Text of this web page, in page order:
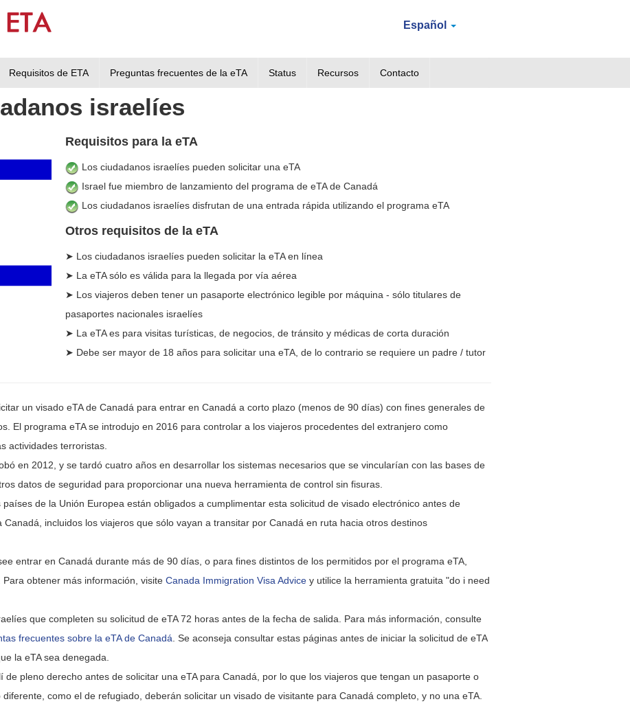
Español
Requisitos de ETA Preguntas frecuentes de la eTA Status Recursos Contacto
israelíes
Requisitos para la eTA
Los ciudadanos israelíes pueden solicitar una eTA
Israel fue miembro de lanzamiento del programa de eTA de Canadá
Los ciudadanos israelíes disfrutan de una entrada rápida utilizando el programa eTA
Otros requisitos de la eTA
➤ Los ciudadanos israelíes pueden solicitar la eTA en línea
➤ La eTA sólo es válida para la llegada por vía aérea
➤ Los viajeros deben tener un pasaporte electrónico legible por máquina - sólo titulares de
pasaportes nacionales israelíes
➤ La eTA es para visitas turísticas, de negocios, de tránsito y médicas de corta duración
➤ Debe ser mayor de 18 años para solicitar una eTA, de lo contrario se requiere un padre / tutor
un visado eTA de Canadá para entrar en Canadá a corto plazo (menos de 90 días) con fines generales de
El programa eTA se introdujo en 2016 para controlar a los viajeros procedentes del extranjero como
actividades terroristas.
en 2012, y se tardó cuatro años en desarrollar los sistemas necesarios que se vincularían con las bases de
datos de seguridad para proporcionar una nueva herramienta de control sin fisuras.
de la Unión Europea están obligados a cumplimentar esta solicitud de visado electrónico antes de
incluidos los viajeros que sólo vayan a transitar por Canadá en ruta hacia otros destinos
entrar en Canadá durante más de 90 días, o para fines distintos de los permitidos por el programa eTA,
obtener más información, visite Canada Immigration Visa Advice y utilice la herramienta gratuita "do i need
que completen su solicitud de eTA 72 horas antes de la fecha de salida. Para más información, consulte
frecuentes sobre la eTA de Canadá . Se aconseja consultar estas páginas antes de iniciar la solicitud de eTA
la eTA sea denegada.
de pleno derecho antes de solicitar una eTA para Canadá, por lo que los viajeros que tengan un pasaporte o
como el de refugiado, deberán solicitar un visado de visitante para Canadá completo, y no una eTA.